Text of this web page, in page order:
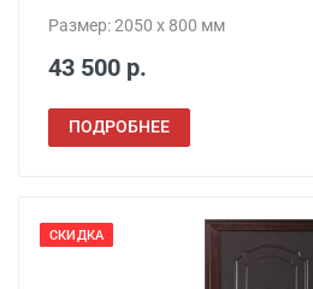
Размер: 2050 x 800 мм
43 500 р.
ПОДРОБНЕЕ
СКИДКА